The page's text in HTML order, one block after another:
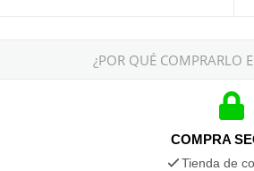
¿POR QUÉ COMPRARLO
COMPRA
Tienda de